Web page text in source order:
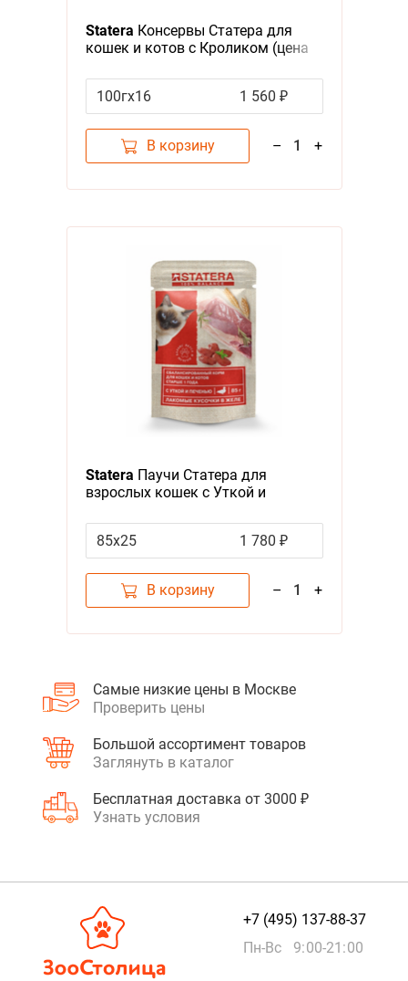
Statera Консервы Статера для
кошек и котов с Кроликом (цена
100гх16
1 560 ₽
В корзину – 1 +
Statera Паучи Статера для
взрослых кошек с Уткой и
упаковку)
85х25 1 780 ₽
В корзину – 1 +
Самые низкие цены в Москве
Проверить цены
Большой ассортимент товаров
Заглянуть в каталог
Бесплатная доставка от 3000 ₽
Узнать условия
+7 (495) 137-88-37
Пн-Вс 9:00-21:00